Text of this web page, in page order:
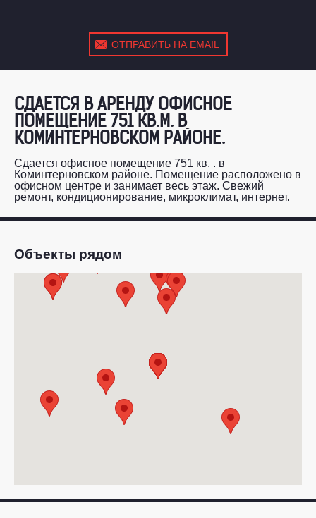
ОТПРАВИТЬ НА EMAIL
СДАЕТСЯ В АРЕНДУ ОФИСНОЕ
ПОМЕЩЕНИЕ 751 КВ.М. В
КОМИНТЕРНОВСКОМ РАЙОНЕ.
Сдается офисное помещение 751 кв. . в
Коминтерновском районе. Помещение расположено в
офисном центре и занимает весь этаж. Свежий
ремонт, кондиционирование, микроклимат, интернет.
Объекты рядом